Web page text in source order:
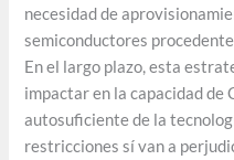
necesidad de
semiconductores
En el largo plazo, esta
impactar en la capacidad de
autosuficiente de la
restricciones sí van a